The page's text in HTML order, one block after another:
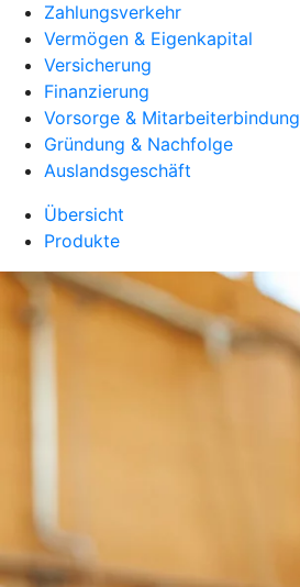
Zahlungsverkehr
Vermögen & Eigenkapital
Versicherung
Finanzierung
Vorsorge & Mitarbeiterbindung
Gründung & Nachfolge
Auslandsgeschäft
Übersicht
Produkte